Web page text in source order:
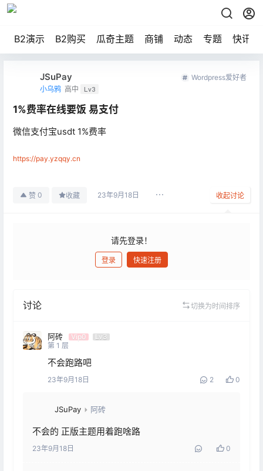
B2演示 B2购买 瓜奇主题 商铺 动态 专题 快讯
JSuPay
小乌鸦 高中 Lv3
Wordpress爱好者
1%费率在线要饭 易支付
微信支付宝usdt 1%费率
https://pay.yzqqy.cn
赞 0 收藏 23年9月18日 收起讨论
请先登录！
登录 快速注册
讨论 切换为时间排序
阿砖 Vip0
Lv3
第 1 层
不会跑路吧
23年9月18日 2 0
JSuPay 阿砖
不会的 正版主题用着跑啥路
23年9月18日 0